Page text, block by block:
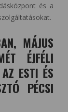
és a
MÁJUS
ÉJFÉLI
ESTI ÉS
PÉCSI